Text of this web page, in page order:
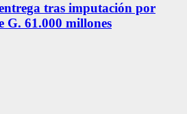
tras imputación por
G. 61.000 millones